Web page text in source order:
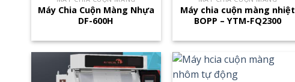
Máy Chia Cuộn Màng Nhựa
DF-600H
Máy chia cuộn màng nhiệt
BOPP – YTM-FQ2300